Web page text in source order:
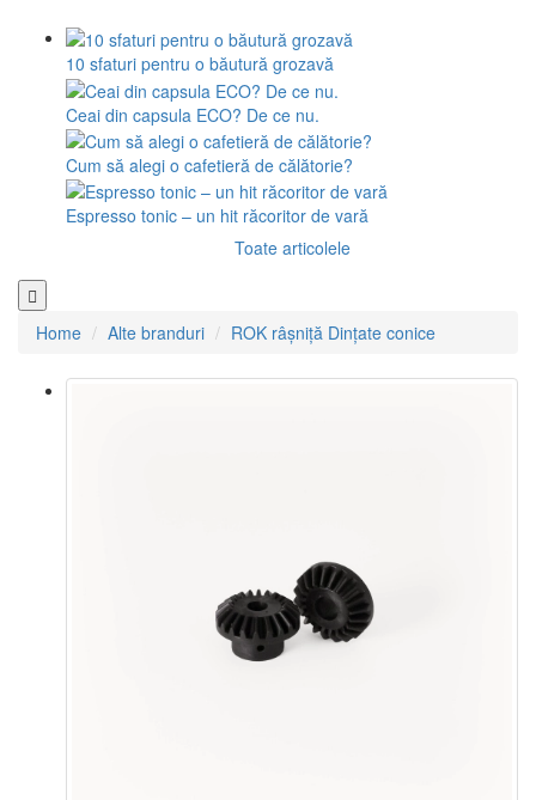
10 sfaturi pentru o băutură grozavă
Ceai din capsula ECO? De ce nu.
Cum să alegi o cafetieră de călătorie?
Espresso tonic – un hit răcoritor de vară
Toate articolele
Home Alte branduri ROK râșniță Dințate conice